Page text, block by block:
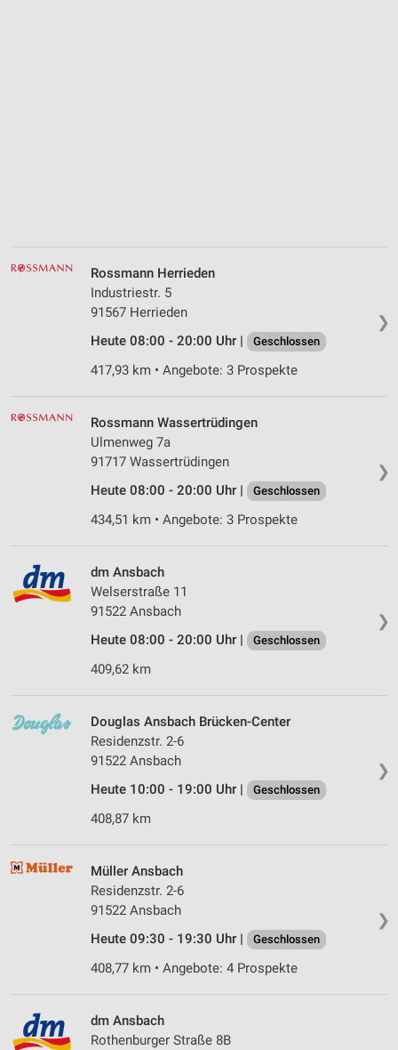
❯
Rossmann Herrieden
Industriestr. 5
91567 Herrieden
Heute 08:00 - 20:00 Uhr |
Geschlossen
417,93 km • Angebote: 3 Prospekte
❯
Rossmann Wassertrüdingen
Ulmenweg 7a
91717 Wassertrüdingen
Heute 08:00 - 20:00 Uhr |
Geschlossen
434,51 km • Angebote: 3 Prospekte
❯
dm Ansbach
Welserstraße 11
91522 Ansbach
Heute 08:00 - 20:00 Uhr |
Geschlossen
409,62 km
❯
Douglas Ansbach Brücken-Center
Residenzstr. 2-6
91522 Ansbach
Heute 10:00 - 19:00 Uhr |
Geschlossen
408,87 km
❯
Müller Ansbach
Residenzstr. 2-6
91522 Ansbach
Heute 09:30 - 19:30 Uhr |
Geschlossen
408,77 km • Angebote: 4 Prospekte
dm Ansbach
Rothenburger Straße 8B